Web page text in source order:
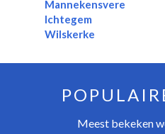
Mannekensvere
Ichtegem
Wilskerke
Meest bekeken